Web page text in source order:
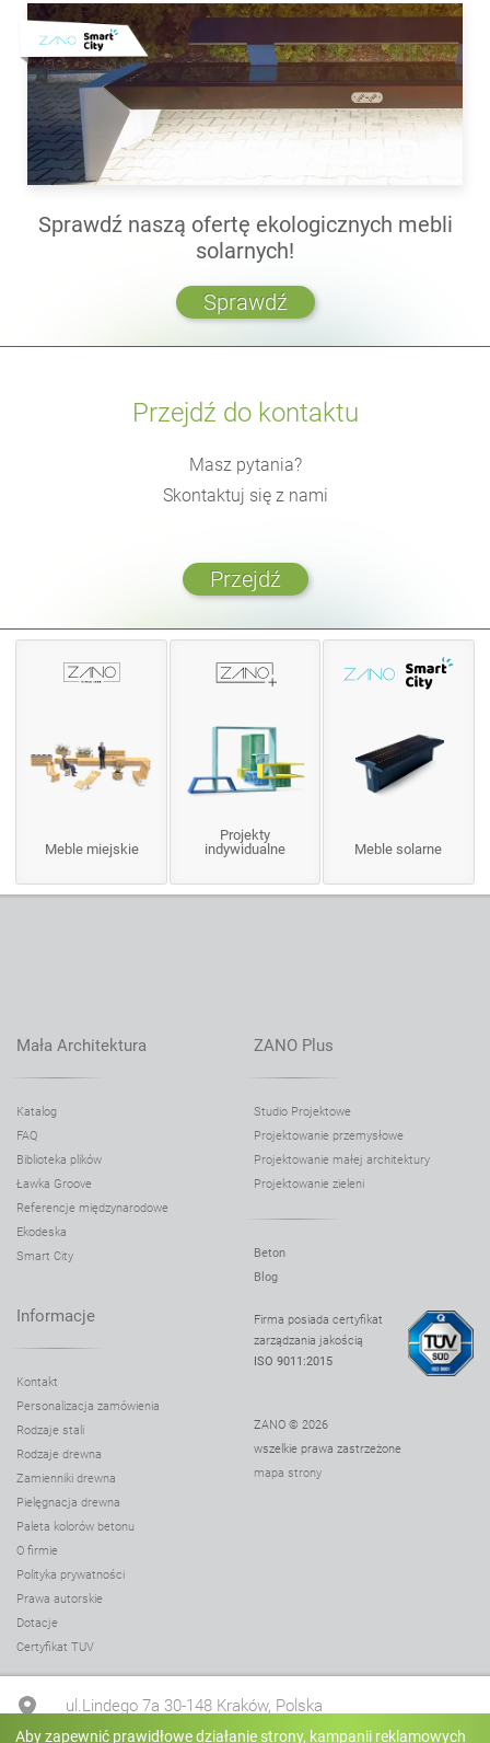
Sprawdź naszą ofertę ekologicznych mebli
solarnych!
Sprawdź
Przejdź do kontaktu
Masz pytania?
Skontaktuj się z nami
Przejdź
Meble miejskie
Projekty
indywidualne
Meble solarne
Mała Architektura
Katalog
FAQ
Biblioteka plików
Ławka Groove
Referencje międzynarodowe
Ekodeska
Smart City
ZANO Plus
Studio Projektowe
Projektowanie przemysłowe
Projektowanie małej architektury
Projektowanie zieleni
Beton
Blog
Informacje
Kontakt
Personalizacja zamówienia
Rodzaje stali
Rodzaje drewna
Zamienniki drewna
Pielęgnacja drewna
Paleta kolorów betonu
O firmie
Polityka prywatności
Prawa autorskie
Dotacje
Certyfikat TUV
Firma posiada certyfikat
zarządzania jakością
ISO 9011:2015
ZANO © 2026
wszelkie prawa zastrzeżone
mapa strony
ul.Lindego 7a 30-148 Kraków, Polska
Aby zapewnić prawidłowe działanie strony, kampanii reklamowych